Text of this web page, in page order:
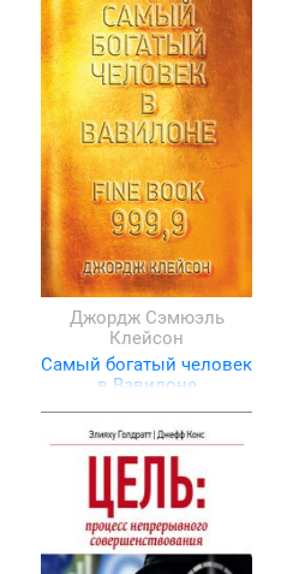
Джордж Сэмюэль
Клейсон
Самый богатый человек
в Вавилоне